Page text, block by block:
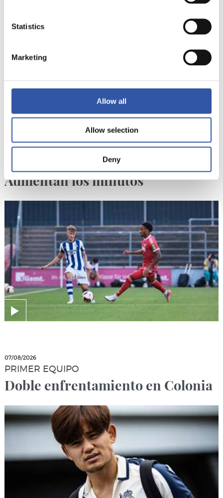
Statistics
Marketing
Allow all
Allow selection
Deny
Aumentan los minutos
07/08/2026
PRIMER EQUIPO
Doble enfrentamiento en Colonia